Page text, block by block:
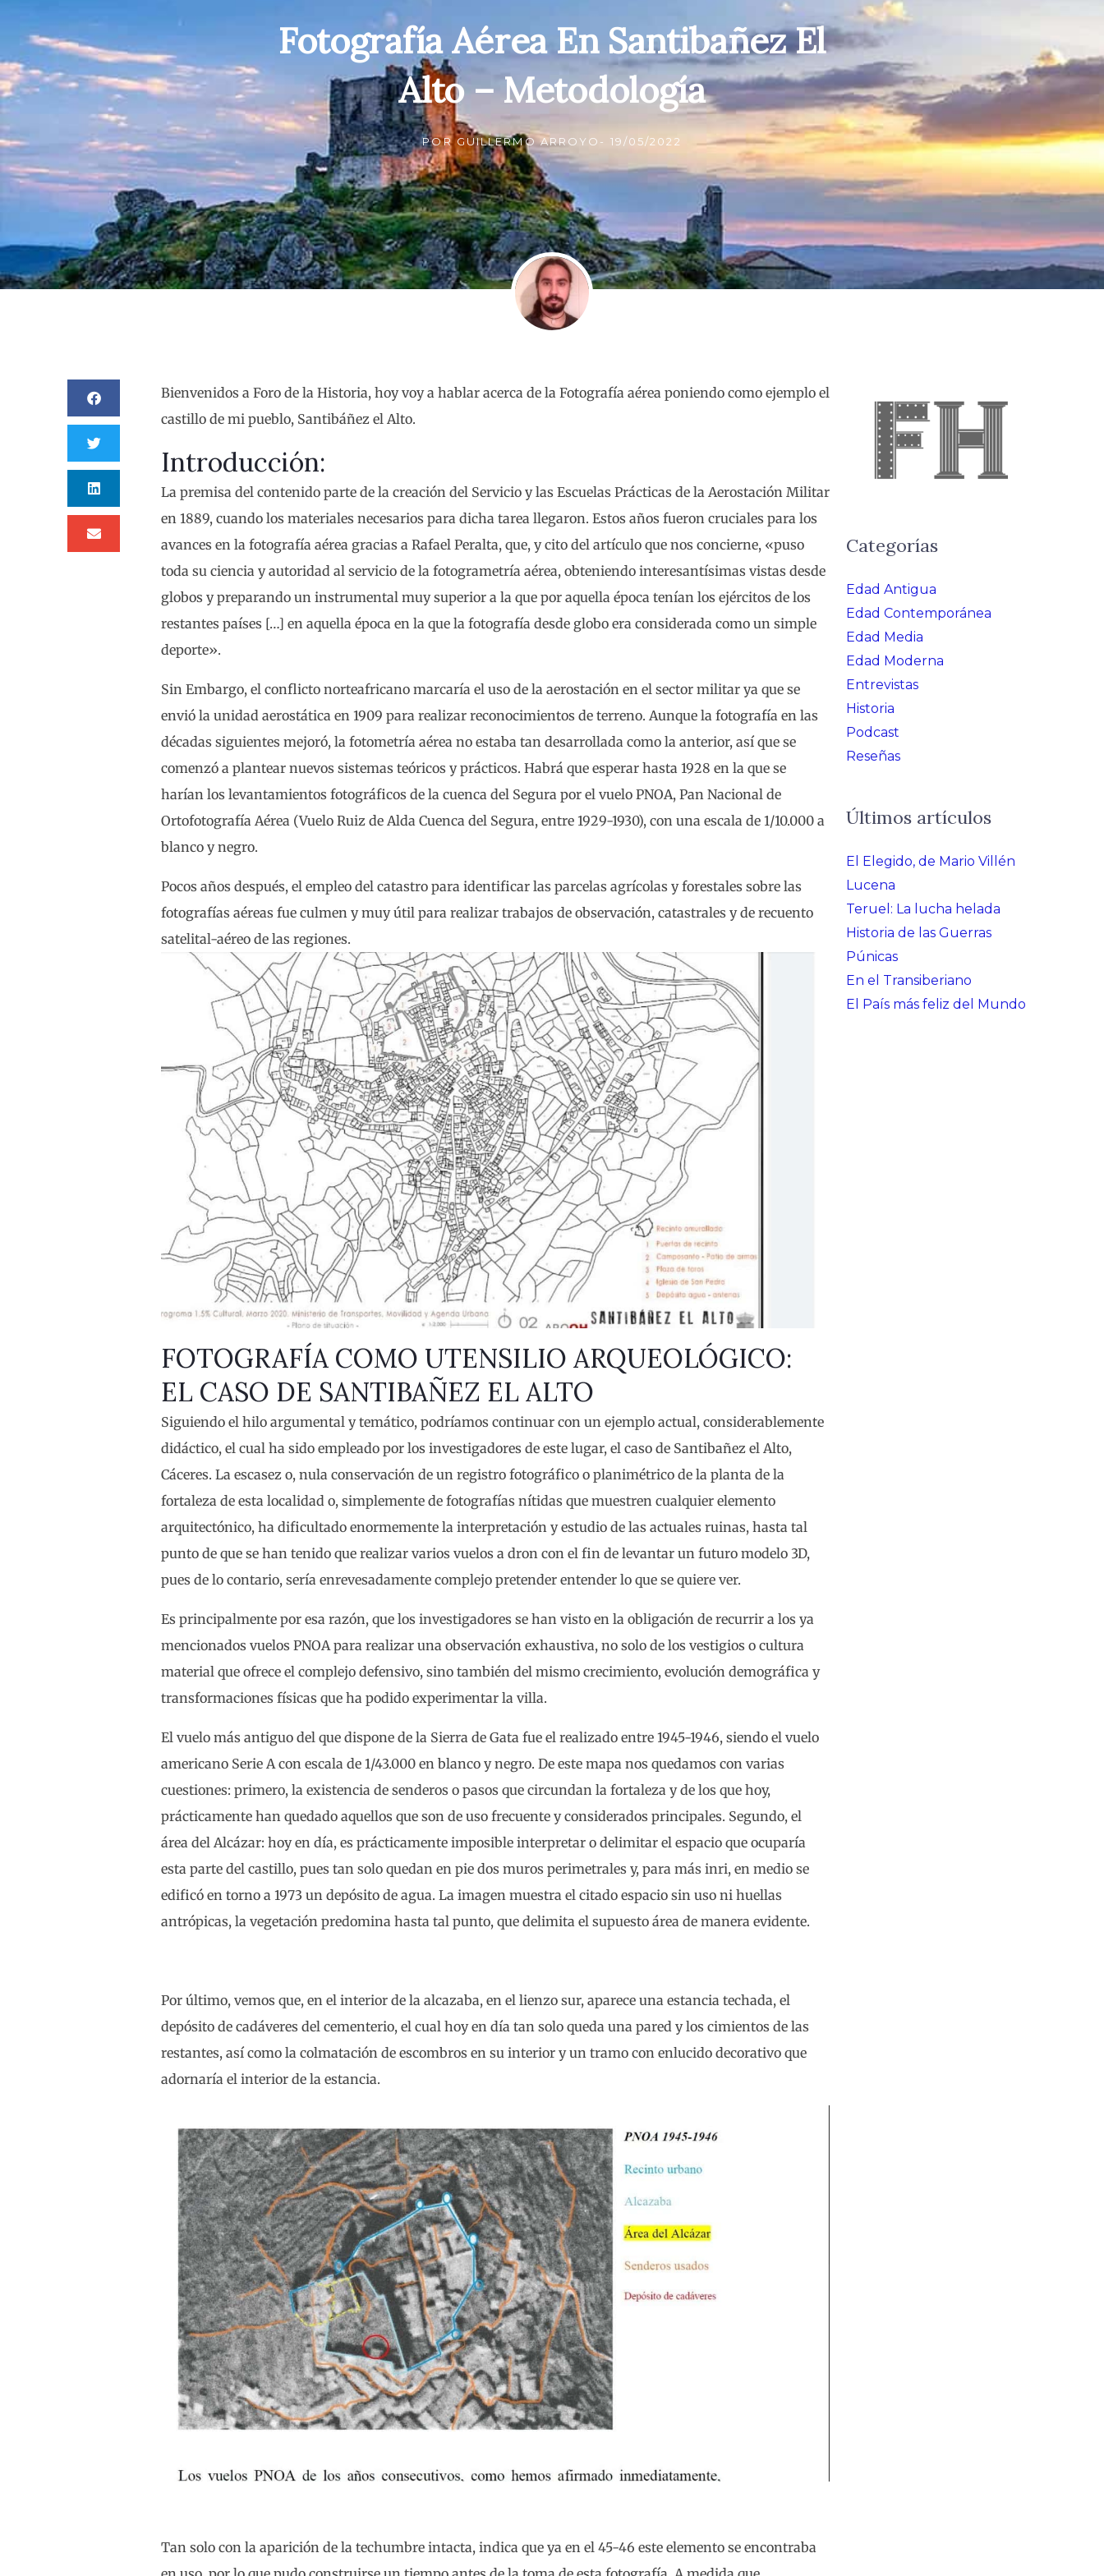
Fotografía Aérea En Santibañez El
Alto – Metodología
PORGUILLERMO ARROYO - 19/05/2022
Bienvenidos a Foro de la Historia, hoy voy a hablar acerca de la Fotografía aérea poniendo como ejemplo el
castillo de mi pueblo, Santibáñez el Alto.
Introducción:
La premisa del contenido parte de la creación del Servicio y las Escuelas Prácticas de la Aerostación Militar
en 1889, cuando los materiales necesarios para dicha tarea llegaron. Estos años fueron cruciales para los
avances en la fotografía aérea gracias a Rafael Peralta, que, y cito del artículo que nos concierne, «puso
toda su ciencia y autoridad al servicio de la fotogrametría aérea, obteniendo interesantísimas vistas desde
globos y preparando un instrumental muy superior a la que por aquella época tenían los ejércitos de los
restantes países […] en aquella época en la que la fotografía desde globo era considerada como un simple
deporte».
Sin Embargo, el conflicto norteafricano marcaría el uso de la aerostación en el sector militar ya que se
envió la unidad aerostática en 1909 para realizar reconocimientos de terreno. Aunque la fotografía en las
décadas siguientes mejoró, la fotometría aérea no estaba tan desarrollada como la anterior, así que se
comenzó a plantear nuevos sistemas teóricos y prácticos. Habrá que esperar hasta 1928 en la que se
harían los levantamientos fotográficos de la cuenca del Segura por el vuelo PNOA, Pan Nacional de
Ortofotografía Aérea (Vuelo Ruiz de Alda Cuenca del Segura, entre 1929-1930), con una escala de 1/10.000 a
blanco y negro.
Pocos años después, el empleo del catastro para identificar las parcelas agrícolas y forestales sobre las
fotografías aéreas fue culmen y muy útil para realizar trabajos de observación, catastrales y de recuento
satelital-aéreo de las regiones.
FOTOGRAFÍA COMO UTENSILIO ARQUEOLÓGICO:
EL CASO DE SANTIBAÑEZ EL ALTO
Siguiendo el hilo argumental y temático, podríamos continuar con un ejemplo actual, considerablemente
didáctico, el cual ha sido empleado por los investigadores de este lugar, el caso de Santibañez el Alto,
Cáceres. La escasez o, nula conservación de un registro fotográfico o planimétrico de la planta de la
fortaleza de esta localidad o, simplemente de fotografías nítidas que muestren cualquier elemento
arquitectónico, ha dificultado enormemente la interpretación y estudio de las actuales ruinas, hasta tal
punto de que se han tenido que realizar varios vuelos a dron con el fin de levantar un futuro modelo 3D,
pues de lo contario, sería enrevesadamente complejo pretender entender lo que se quiere ver.
Es principalmente por esa razón, que los investigadores se han visto en la obligación de recurrir a los ya
mencionados vuelos PNOA para realizar una observación exhaustiva, no solo de los vestigios o cultura
material que ofrece el complejo defensivo, sino también del mismo crecimiento, evolución demográfica y
transformaciones físicas que ha podido experimentar la villa.
El vuelo más antiguo del que dispone de la Sierra de Gata fue el realizado entre 1945-1946, siendo el vuelo
americano Serie A con escala de 1/43.000 en blanco y negro. De este mapa nos quedamos con varias
cuestiones: primero, la existencia de senderos o pasos que circundan la fortaleza y de los que hoy,
prácticamente han quedado aquellos que son de uso frecuente y considerados principales. Segundo, el
área del Alcázar: hoy en día, es prácticamente imposible interpretar o delimitar el espacio que ocuparía
esta parte del castillo, pues tan solo quedan en pie dos muros perimetrales y, para más inri, en medio se
edificó en torno a 1973 un depósito de agua. La imagen muestra el citado espacio sin uso ni huellas
antrópicas, la vegetación predomina hasta tal punto, que delimita el supuesto área de manera evidente.
Por último, vemos que, en el interior de la alcazaba, en el lienzo sur, aparece una estancia techada, el
depósito de cadáveres del cementerio, el cual hoy en día tan solo queda una pared y los cimientos de las
restantes, así como la colmatación de escombros en su interior y un tramo con enlucido decorativo que
adornaría el interior de la estancia.
Tan solo con la aparición de la techumbre intacta, indica que ya en el 45-46 este elemento se encontraba
Categorías
Edad Antigua
Edad Contemporánea
Edad Media
Edad Moderna
Entrevistas
Historia
Podcast
Reseñas
Últimos artículos
El Elegido, de Mario Villén
Lucena
Teruel: La lucha helada
Historia de las Guerras
Púnicas
En el Transiberiano
El País más feliz del Mundo